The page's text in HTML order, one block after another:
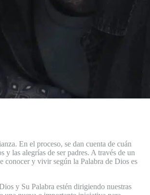
En el proceso, se dan cuenta de cuán
las alegrías de ser padres. A través de un
conocer y vivir según la Palabra de Dios es
y Su Palabra estén dirigiendo nuestras